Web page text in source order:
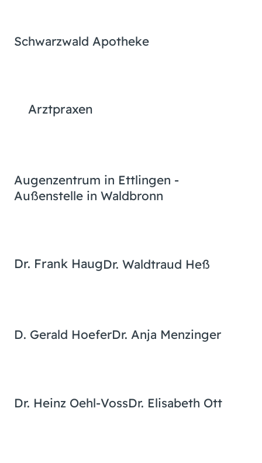
Schwarzwald Apotheke
Arztpraxen
Augenzentrum in Ettlingen -
Außenstelle in Waldbronn
Dr. Frank HaugDr. Waldtraud Heß
D. Gerald HoeferDr. Anja Menzinger
Dr. Heinz Oehl-VossDr. Elisabeth Ott